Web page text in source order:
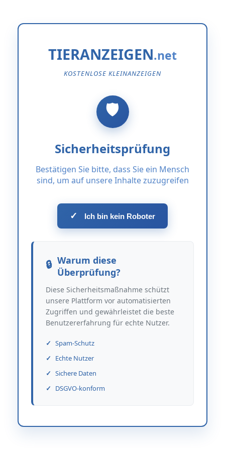
TIERANZEIGEN
KOSTENLOSE KLEINANZEIGEN
Sicherheitsprüfung
Bestätigen Sie bitte, dass Sie ein Mensch
sind, um auf unsere Inhalte zuzugreifen
✓ Ich bin kein Roboter
Warum diese
Überprüfung?
Diese Sicherheitsmaßnahme schützt
unsere Plattform vor automatisierten
Zugriffen und gewährleistet die beste
Benutzererfahrung für echte Nutzer.
Spam-Schutz
Echte Nutzer
Sichere Daten
DSGVO-konform